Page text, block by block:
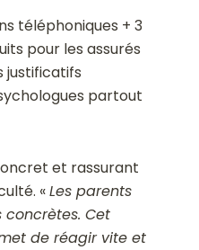
téléphoniques + 3
pour les assurés
justificatifs
partout
et rassurant
«Les parents
Cet
de réagir vite et